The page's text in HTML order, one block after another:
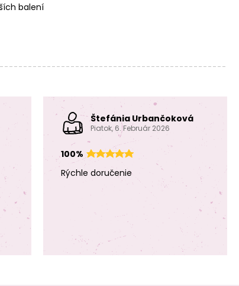
Koráliky z
minerálu Citrín
2mm brúsené
Koráliky z
minerálu Citrín
3mm brúsené
minerálu Citrín
4mm brúsené
minerálu Ruženín
3mm brúsené
balení
Štefánia Urbančoková
Piatok, 6. Február 2026
100%
Rýchle doručenie